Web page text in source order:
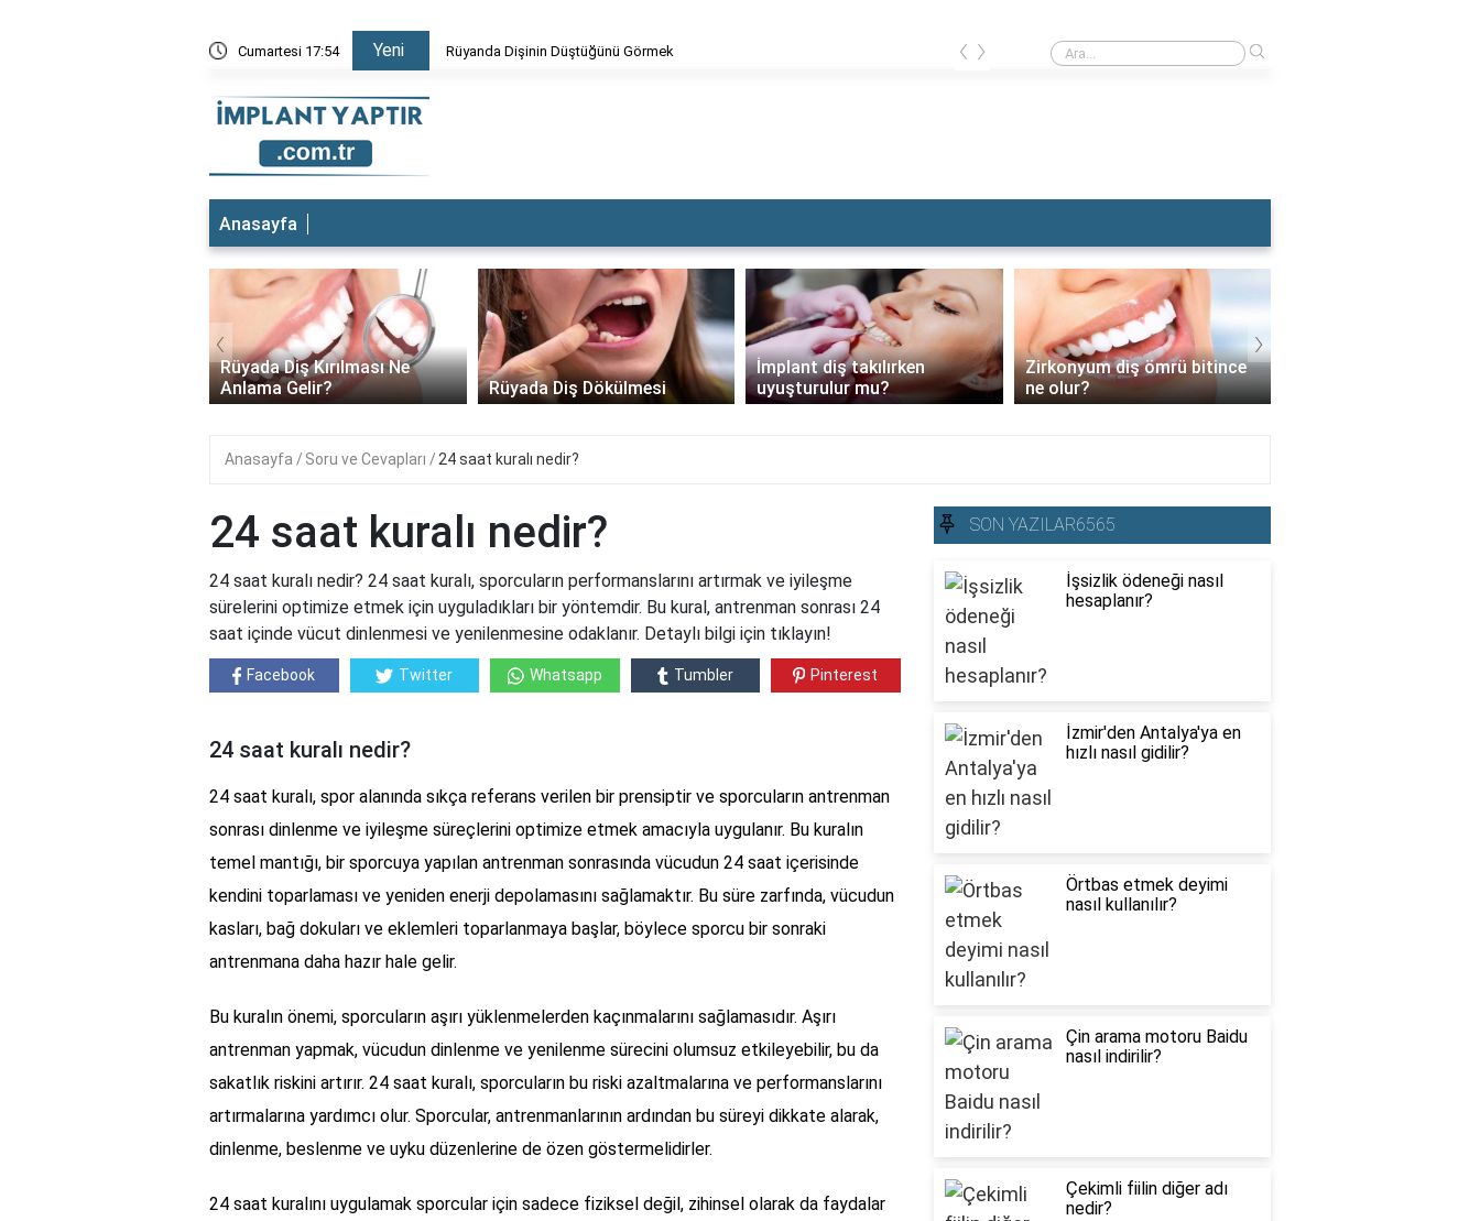
Cumartesi 17:54 Yeni Rüyada Dolgu Dişin Kırılması Rüyada Dişçiye Muayene Olmak
‹ ›
Anasayfa
Rüyada Diş Kırılması Ne
Anlama Gelir?
Rüyada Diş Dökülmesi
İmplant diş takılırken
uyuşturulur mu?
Zirkonyum diş ömrü bitince
ne olur?
‹ ›
Anasayfa Soru ve Cevapları 24 saat kuralı nedir?
24 saat kuralı nedir?
24 saat kuralı nedir? 24 saat kuralı, sporcuların performanslarını artırmak ve iyileşme
sürelerini optimize etmek için uyguladıkları bir yöntemdir. Bu kural, antrenman sonrası 24
saat içinde vücut dinlenmesi ve yenilenmesine odaklanır. Detaylı bilgi için tıklayın!
Facebook Twitter Whatsapp Tumbler Pinterest
24 saat kuralı nedir?
24 saat kuralı, spor alanında sıkça referans verilen bir prensiptir ve sporcuların antrenman
sonrası dinlenme ve iyileşme süreçlerini optimize etmek amacıyla uygulanır. Bu kuralın
temel mantığı, bir sporcuya yapılan antrenman sonrasında vücudun 24 saat içerisinde
kendini toparlaması ve yeniden enerji depolamasını sağlamaktır. Bu süre zarfında, vücudun
kasları, bağ dokuları ve eklemleri toparlanmaya başlar, böylece sporcu bir sonraki
antrenmana daha hazır hale gelir.
Bu kuralın önemi, sporcuların aşırı yüklenmelerden kaçınmalarını sağlamasıdır. Aşırı
antrenman yapmak, vücudun dinlenme ve yenilenme sürecini olumsuz etkileyebilir, bu da
sakatlık riskini artırır. 24 saat kuralı, sporcuların bu riski azaltmalarına ve performanslarını
artırmalarına yardımcı olur. Sporcular, antrenmanlarının ardından bu süreyi dikkate alarak,
dinlenme, beslenme ve uyku düzenlerine de özen göstermelidirler.
24 saat kuralını uygulamak sporcular için sadece fiziksel değil, zihinsel olarak da faydalar
SON YAZILAR6565
İşsizlik ödeneği nasıl
hesaplanır?
İzmir'den Antalya'ya en
hızlı nasıl gidilir?
Örtbas etmek deyimi
nasıl kullanılır?
Çin arama motoru Baidu
nasıl indirilir?
Çekimli fiilin diğer adı
nedir?